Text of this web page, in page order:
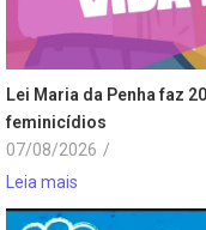
Lei Maria da Penha faz
feminicídios
07/08/2026 /
Leia mais